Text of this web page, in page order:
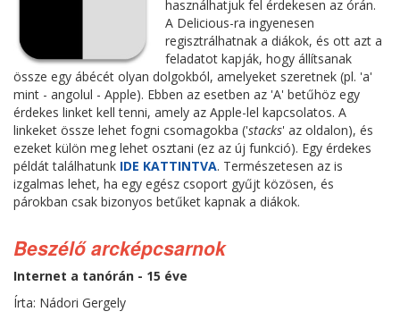
használhatjuk fel érdekesen az órán.
A Delicious-ra ingyenesen
regisztrálhatnak a diákok, és ott azt a
feladatot kapják, hogy állítsanak
össze egy ábécét olyan dolgokból, amelyeket szeretnek (pl. 'a'
mint - angolul - Apple). Ebben az esetben az 'A' betűhöz egy
érdekes linket kell tenni, amely az Apple-lel kapcsolatos. A
linkeket össze lehet fogni csomagokba ('stacks' az oldalon), és
ezeket külön meg lehet osztani (ez az új funkció). Egy érdekes
példát találhatunk IDE KATTINTVA. Természetesen az is
izgalmas lehet, ha egy egész csoport gyűjt közösen, és
párokban csak bizonyos betűket kapnak a diákok.
Beszélő arcképcsarnok
Internet a tanórán - 15 éve
Írta: Nádori Gergely